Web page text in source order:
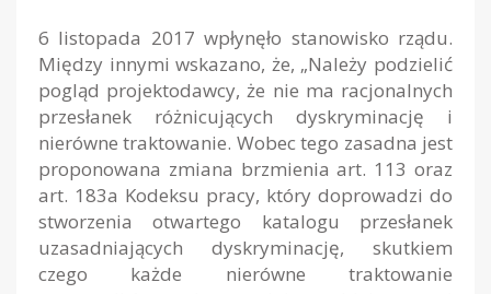
6 listopada 2017 wpłynęło stanowisko rządu.
Między innymi wskazano, że, „Należy podzielić
pogląd projektodawcy, że nie ma racjonalnych
przesłanek różnicujących dyskryminację i
nierówne traktowanie. Wobec tego zasadna jest
proponowana zmiana brzmienia art. 113 oraz
art. 183a Kodeksu pracy, który doprowadzi do
stworzenia otwartego katalogu przesłanek
uzasadniających dyskryminację, skutkiem
czego każde nierówne traktowanie